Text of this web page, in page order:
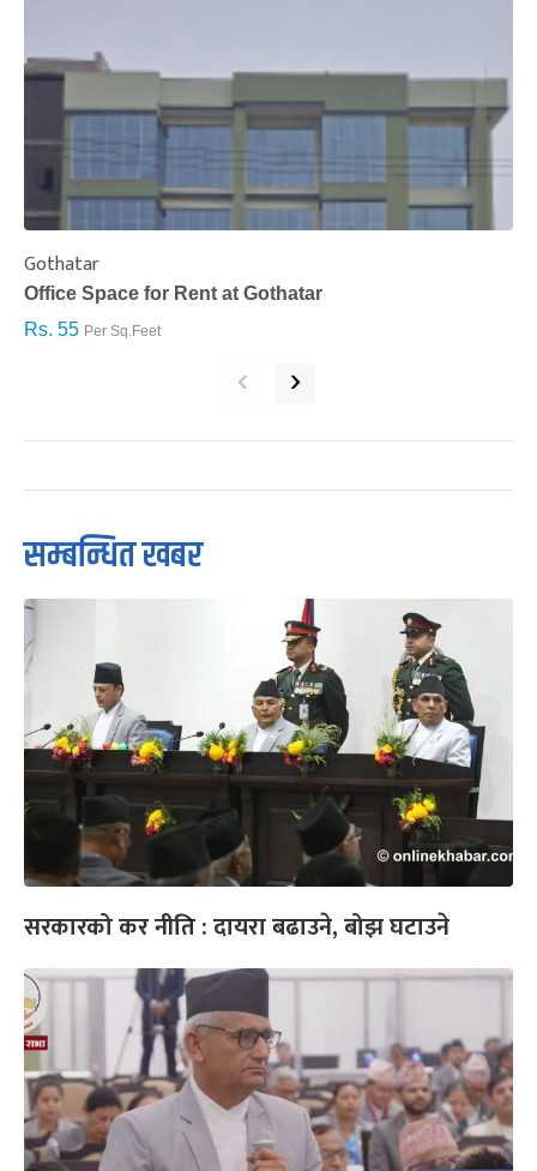
Gothatar
Office Space for Rent at Gothatar
Rs. 55 Per Sq.Feet
‹ ›
सम्बन्धित खबर
सरकारको कर नीति : दायरा बढाउने, बोझ घटाउने